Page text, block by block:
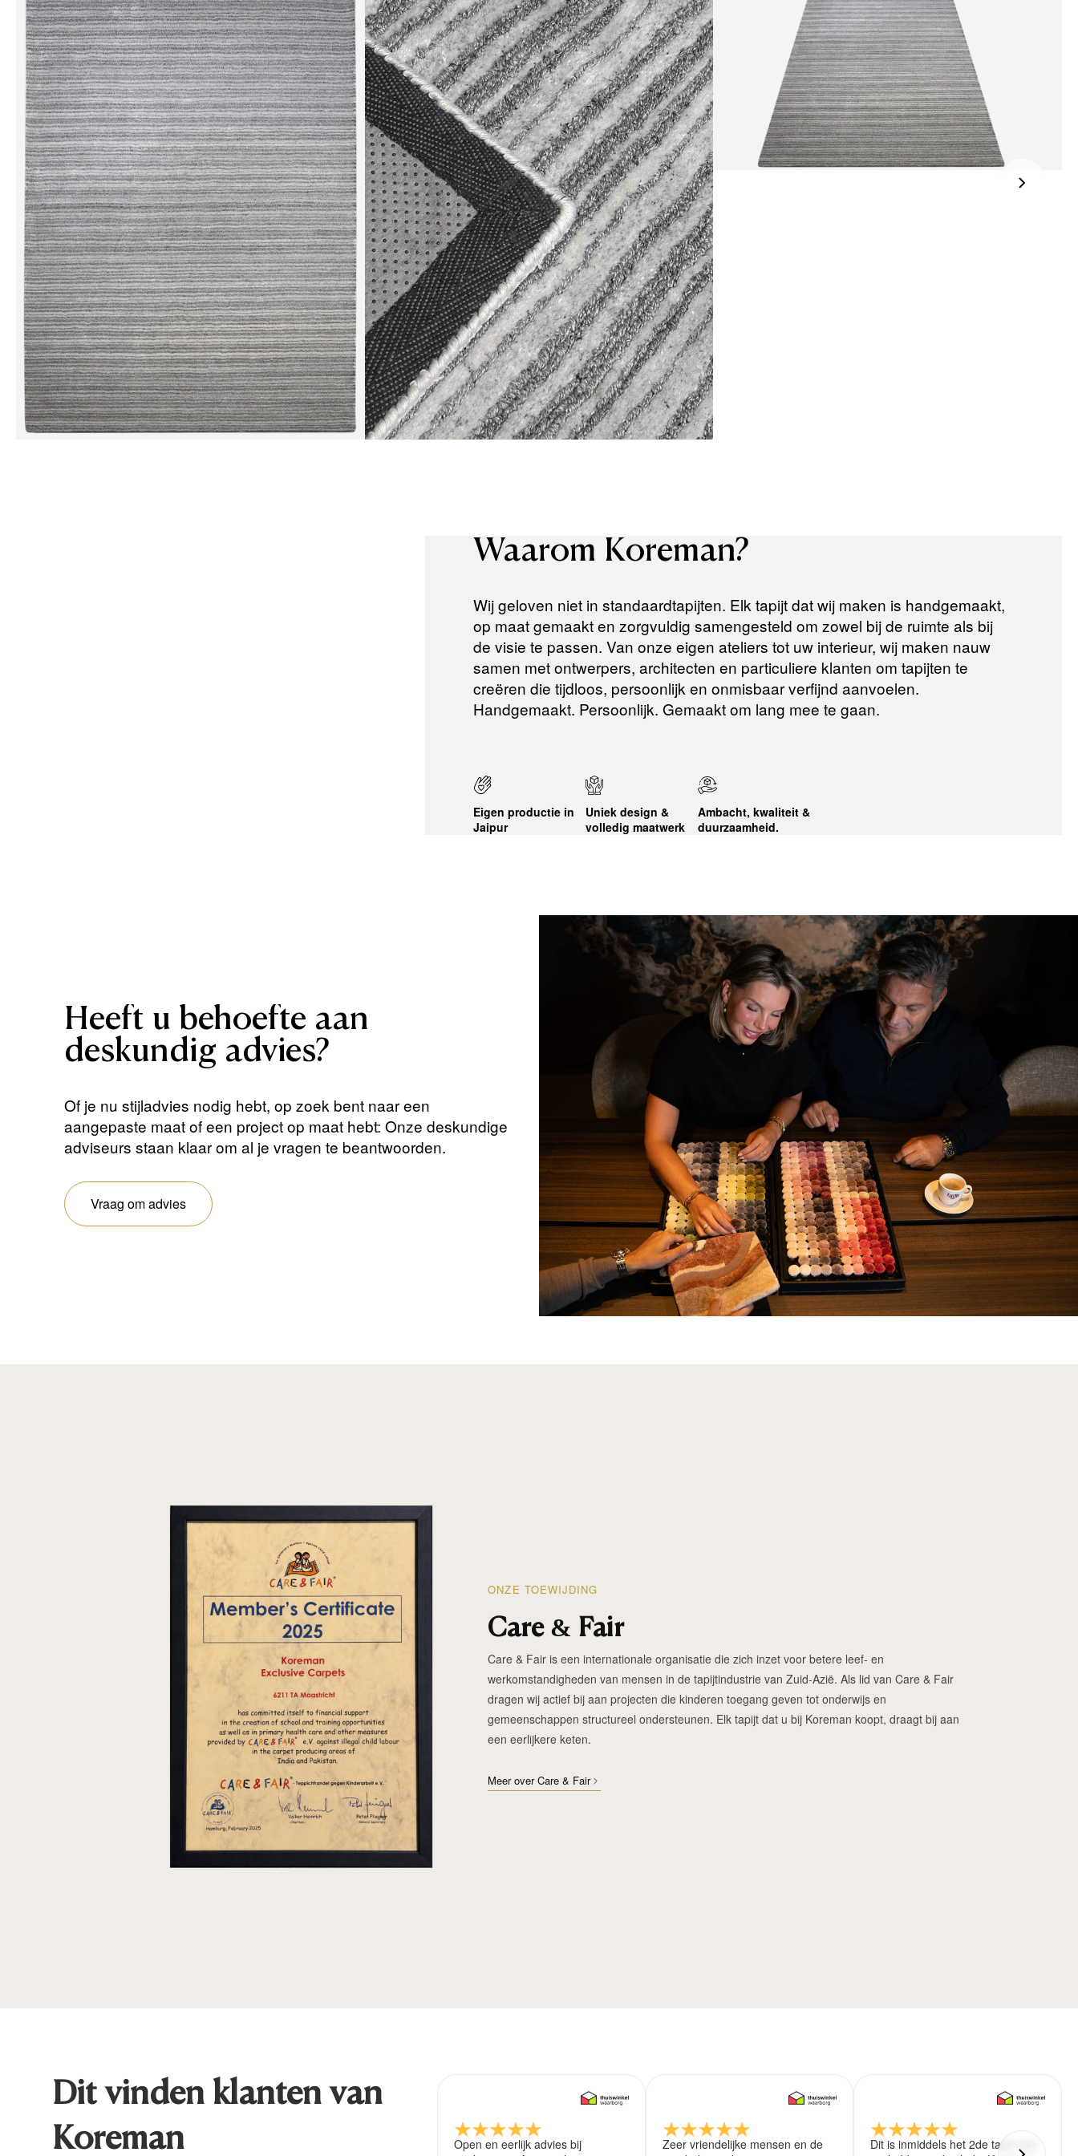
Levertijden:
Het artikel wordt gratis bij u thuis geleverd. Wij streven ernaar uw
bestelling binnen
4 werkdagenbij u thuis te bezorgen.
Retourneren:
Het artikel wordt gratis bij u thuis geleverd. Mocht het niet passen en
u besluit het te retourneren, dan storten wij het aankoopbedrag zo
snel mogelijk terug, maar uiterlijk
.
Voor meer informatie kunt u terecht op:
Terugbetalingsbeleid
Waarom Koreman?
Wij geloven niet in standaardtapijten. Elk tapijt dat wij maken is handgemaakt,
op maat gemaakt en zorgvuldig samengesteld om zowel bij de ruimte als bij
de visie te passen. Van onze eigen ateliers tot uw interieur, wij maken nauw
samen met ontwerpers, architecten en particuliere klanten om tapijten te
creëren die tijdloos, persoonlijk en onmisbaar verfijnd aanvoelen.
Handgemaakt. Persoonlijk. Gemaakt om lang mee te gaan.
Eigen productie in
Jaipur
Uniek design &
volledig maatwerk
Ambacht, kwaliteit &
duurzaamheid.
Heeft u behoefte aan
deskundig advies?
Of je nu stijladvies nodig hebt, op zoek bent naar een
aangepaste maat of een project op maat hebt: Onze deskundige
adviseurs staan ​​klaar om al je vragen te beantwoorden.
Vraag om advies
ONZE TOEWIJDING
Care & Fair
Care & Fair is een internationale organisatie die zich inzet voor betere leef- en
werkomstandigheden van mensen in de tapijtindustrie van Zuid-Azië. Als lid van Care & Fair
dragen wij actief bij aan projecten die kinderen toegang geven tot onderwijs en
gemeenschappen structureel ondersteunen. Elk tapijt dat u bij Koreman koopt, draagt bij aan
een eerlijkere keten.
Meer over Care & Fair
Dit vinden klanten van
Koreman
Open en eerlijk advies bij
Zeer vriendelijke mensen en de
Dit is inmiddels het 2de tapijt wat